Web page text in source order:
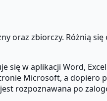
oraz zbiorczy. Różnią
się w aplikacji Word,
Microsoft, a dopiero
rozpoznawana po